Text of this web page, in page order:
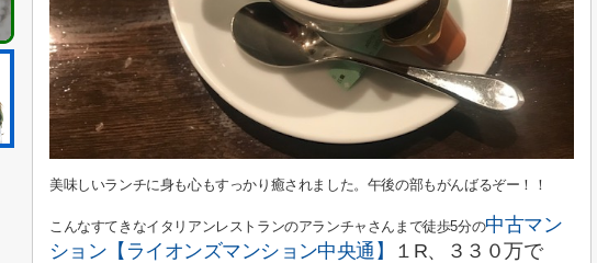
美味しいランチに身も心もすっかり癒されました。午後の部もがんばるぞー！！
こんなすてきなイタリアンレストランのアランチャさんまで徒歩5分の中古マン
ション【ライオンズマンション中央通】
１R、３３０万で